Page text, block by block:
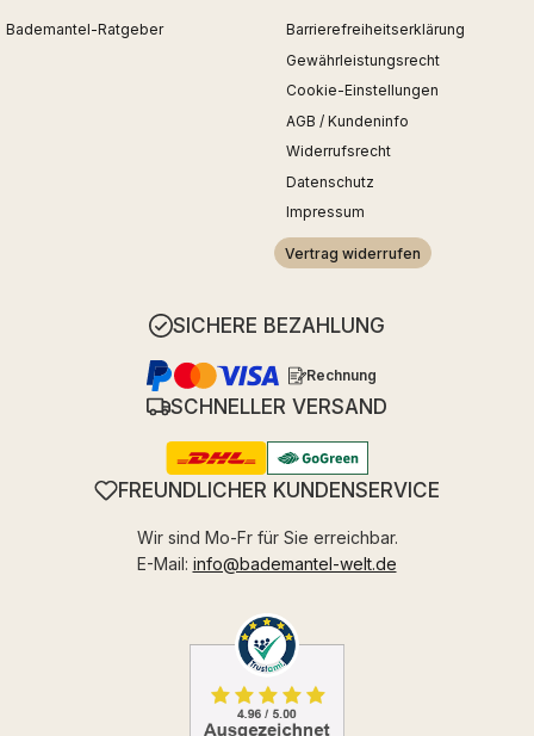
Bademantel-Ratgeber
Barrierefreiheitserklärung
Gewährleistungsrecht
Cookie-Einstellungen
AGB / Kundeninfo
Widerrufsrecht
Datenschutz
Impressum
Vertrag widerrufen
SICHERE BEZAHLUNG
Rechnung
SCHNELLER VERSAND
FREUNDLICHER KUNDENSERVICE
Wir sind Mo-Fr für Sie erreichbar.
E-Mail: info@bademantel-welt.de